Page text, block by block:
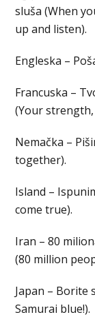
sluša (When
up and listen).
Engleska –
Francuska –
(Your strength,
Nemačka –
together).
Island –
come true).
Iran – 80
(80 million
Japan – Borite
Samurai blue!).